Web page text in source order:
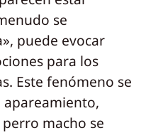
se
puede evocar
para los
Este fenómeno se
macho se